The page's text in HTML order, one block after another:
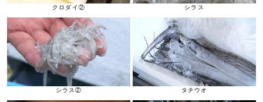
クロダイ② シラス
シラス② タチウオ